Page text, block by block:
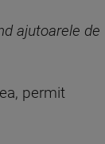
ajutoarele de
permit